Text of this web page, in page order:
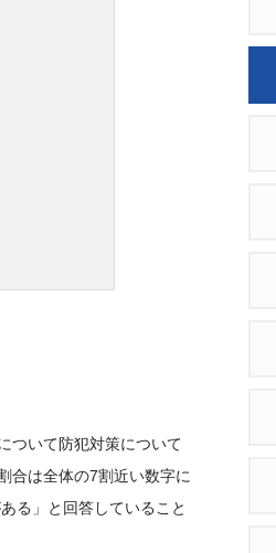
ついて防犯対策について
合は全体の7割近い数字に
る」と回答していること